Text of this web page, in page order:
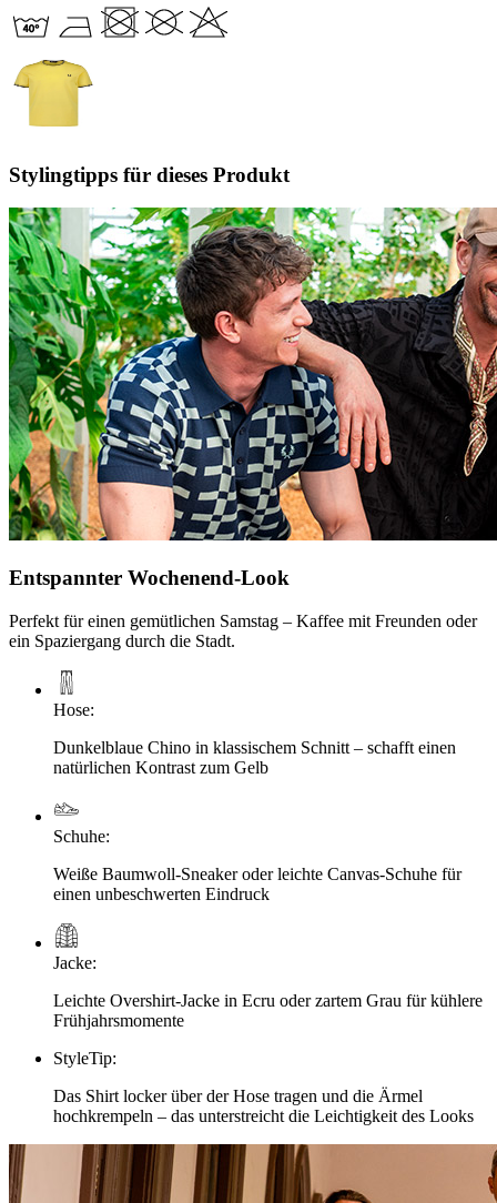
Stylingtipps für dieses Produkt
Entspannter Wochenend-Look
Perfekt für einen gemütlichen Samstag – Kaffee mit Freunden oder
ein Spaziergang durch die Stadt.
Hose:
Dunkelblaue Chino in klassischem Schnitt – schafft einen
natürlichen Kontrast zum Gelb
Schuhe:
Weiße Baumwoll-Sneaker oder leichte Canvas-Schuhe für
einen unbeschwerten Eindruck
Jacke:
Leichte Overshirt-Jacke in Ecru oder zartem Grau für kühlere
Frühjahrsmomente
StyleTip:
Das Shirt locker über der Hose tragen und die Ärmel
hochkrempeln – das unterstreicht die Leichtigkeit des Looks